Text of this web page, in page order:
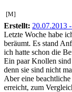
[M]
Erstellt: 20.07.2013
Letzte Woche habe
beräumt. Es stand
ich hatte schon die
Ein paar Knollen
denn sie sind nicht
Aber eine
erreicht, zum